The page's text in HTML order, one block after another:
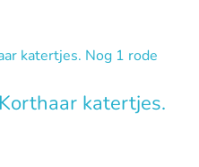
katertjes.